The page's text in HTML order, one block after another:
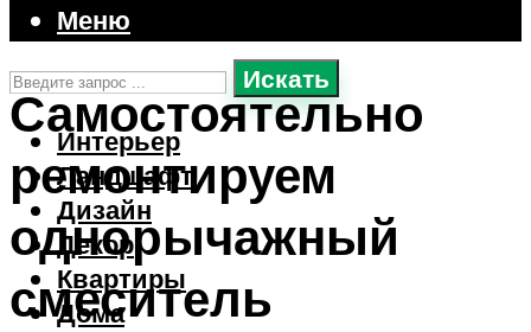
Искать
Интерьер
Ландшафт
Дизайн
Декор
Квартиры
Дома
Меню
Самостоятельно
ремонтируем
однорычажный
смеситель